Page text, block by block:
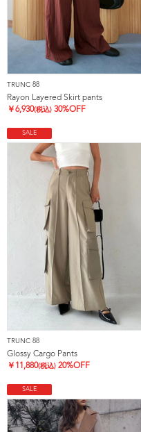
TRUNC 88
Rayon Layered Skirt pants
￥6,930(税込) 30%OFF
SALE
TRUNC 88
Glossy Cargo Pants
￥ 11,880(税込) 20%OFF
SALE